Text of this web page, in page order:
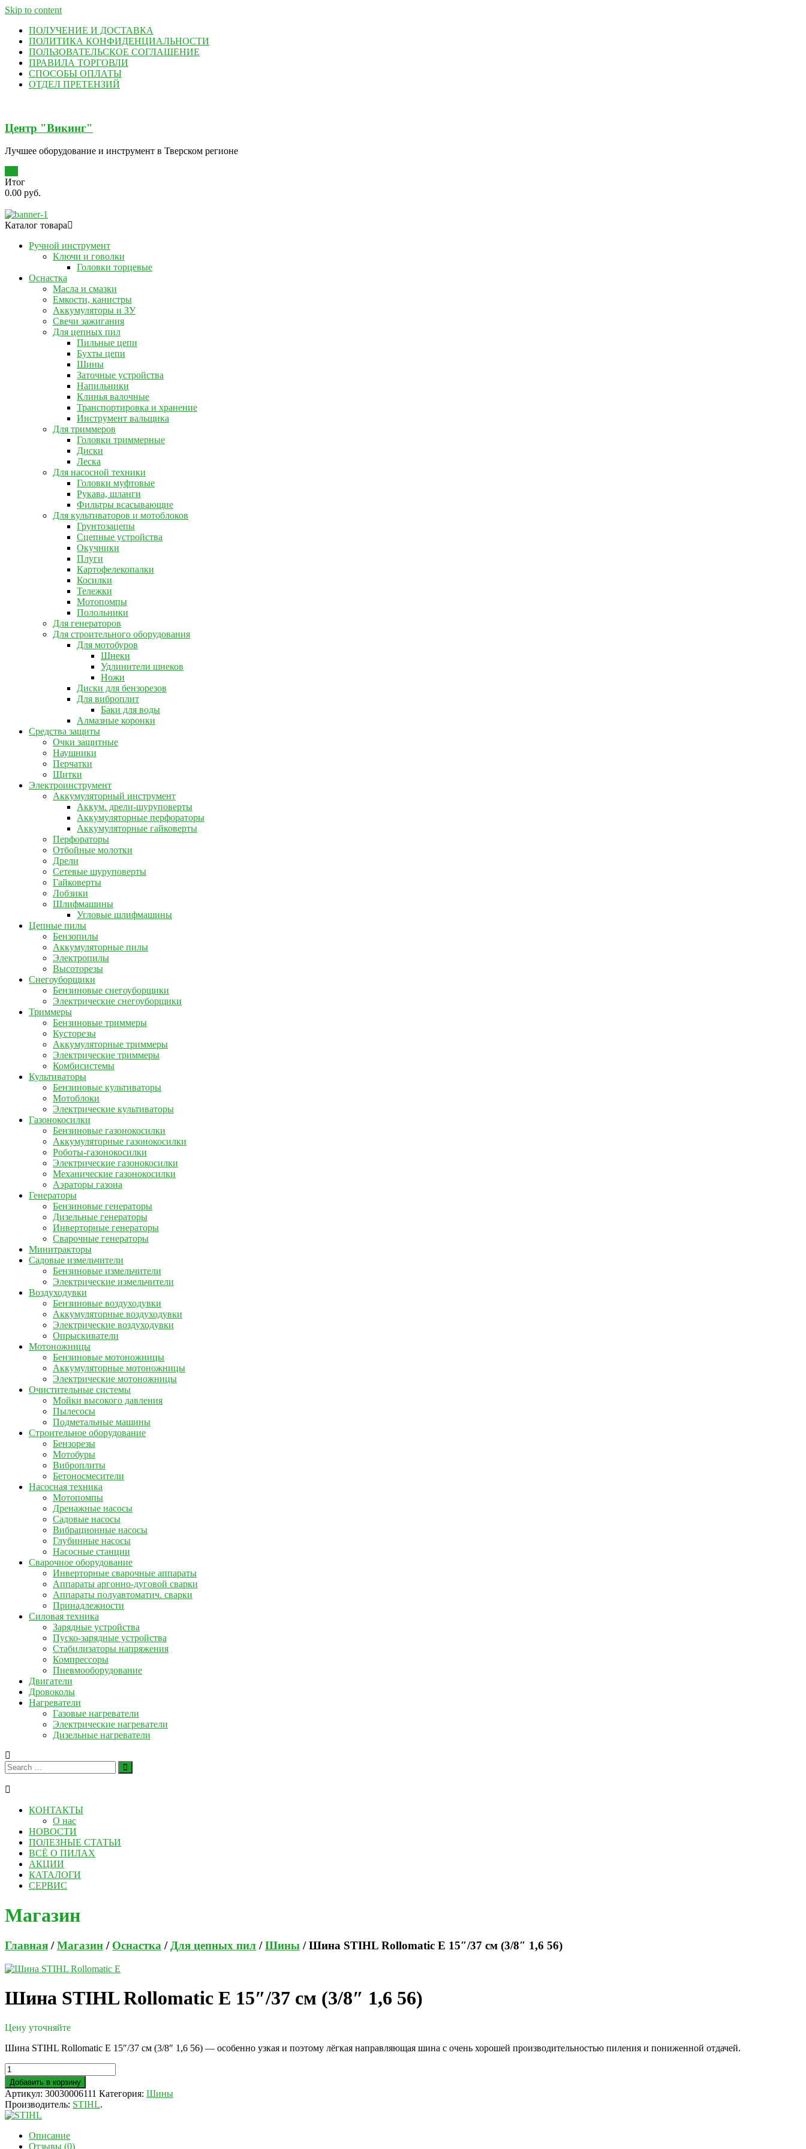
Skip to content
ПОЛУЧЕНИЕ И ДОСТАВКА
ПОЛИТИКА КОНФИДЕНЦИАЛЬНОСТИ
ПОЛЬЗОВАТЕЛЬСКОЕ СОГЛАШЕНИЕ
ПРАВИЛА ТОРГОВЛИ
СПОСОБЫ ОПЛАТЫ
ОТДЕЛ ПРЕТЕНЗИЙ
Центр "Викинг"
Лучшее оборудование и инструмент в Тверском регионе
Итог
0.00 руб.
Каталог товара
Ручной инструмент
Ключи и говолки
Головки торцевые
Оснастка
Масла и смазки
Емкости, канистры
Аккумуляторы и ЗУ
Свечи зажигания
Для цепных пил
Пильные цепи
Бухты цепи
Шины
Заточные устройства
Напильники
Клинья валочные
Транспортировка и хранение
Инструмент вальщика
Для триммеров
Головки триммерные
Диски
Леска
Для насосной техники
Головки муфтовые
Рукава, шланги
Фильтры всасывающие
Для культиваторов и мотоблоков
Грунтозацепы
Сцепные устройства
Окучники
Плуги
Картофелекопалки
Косилки
Тележки
Мотопомпы
Полольники
Для генераторов
Для строительного оборудования
Для мотобуров
Шнеки
Удлинители шнеков
Ножи
Диски для бензорезов
Для виброплит
Баки для воды
Алмазные коронки
Средства защиты
Очки защитные
Наушники
Перчатки
Щитки
Электроинструмент
Аккумуляторный инструмент
Аккум. дрели-шуруповерты
Аккумуляторные перфораторы
Аккумуляторные гайковерты
Перфораторы
Отбойные молотки
Дрели
Сетевые шуруповерты
Гайковерты
Лобзики
Шлифмашины
Угловые шлифмашины
Цепные пилы
Бензопилы
Аккумуляторные пилы
Электропилы
Высоторезы
Снегоуборщики
Бензиновые снегоуборщики
Электрические снегоуборщики
Триммеры
Бензиновые триммеры
Кусторезы
Аккумуляторные триммеры
Электрические триммеры
Комбисистемы
Культиваторы
Бензиновые культиваторы
Мотоблоки
Электрические культиваторы
Газонокосилки
Бензиновые газонокосилки
Аккумуляторные газонокосилки
Роботы-газонокосилки
Электрические газонокосилки
Механические газонокосилки
Аэраторы газона
Генераторы
Бензиновые генераторы
Дизельные генераторы
Инверторные генераторы
Сварочные генераторы
Минитракторы
Садовые измельчители
Бензиновые измельчители
Электрические измельчители
Воздуходувки
Бензиновые воздуходувки
Аккумуляторные воздуходувки
Электрические воздуходувки
Опрыскиватели
Мотоножницы
Бензиновые мотоножницы
Аккумуляторные мотоножницы
Электрические мотоножницы
Очистительные системы
Мойки высокого давления
Пылесосы
Подметальные машины
Строительное оборудование
Бензорезы
Мотобуры
Виброплиты
Бетоносмесители
Насосная техника
Мотопомпы
Дренажные насосы
Садовые насосы
Вибрационные насосы
Глубинные насосы
Насосные станции
Сварочное оборудование
Инверторные сварочные аппараты
Аппараты аргонно-дуговой сварки
Аппараты полуавтоматич. сварки
Принадлежности
Силовая техника
Зарядные устройства
Пуско-зарядные устройства
Стабилизаторы напряжения
Компрессоры
Пневмооборудование
Двигатели
Дровоколы
Нагреватели
Газовые нагреватели
Электрические нагреватели
Дизельные нагреватели
КОНТАКТЫ
О нас
НОВОСТИ
ПОЛЕЗНЫЕ СТАТЬИ
ВСЁ О ПИЛАХ
АКЦИИ
КАТАЛОГИ
СЕРВИС
Магазин
Главная /Магазин / Оснастка /Для цепных пил /Шины / Шина STIHL Rollomatic E 15″/37 см (3/8″ 1,6 56)
Шина STIHL Rollomatic E 15″/37 см (3/8″ 1,6 56)
Цену уточняйте
Шина STIHL Rollomatic E 15″/37 см (3/8″ 1,6 56) — особенно узкая и поэтому лёгкая направляющая шина с очень хорошей производительностью пиления и пониженной отдачей.
Добавить в корзину
Артикул: 30030006111 Категория: Шины
Производитель: STIHL.
Описание
Отзывы (0)